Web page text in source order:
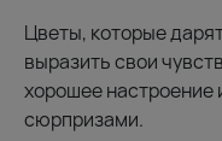
Цветы, которые
выразить свои
хорошее настроение
сюрпризами.